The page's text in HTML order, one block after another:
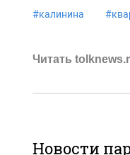
#калинина #
Читать
Новости